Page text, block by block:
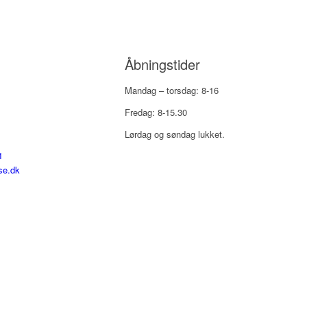
Åbningstider
Mandag – torsdag: 8-16
Fredag: 8-15.30
Lørdag og søndag lukket.